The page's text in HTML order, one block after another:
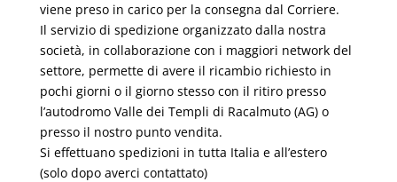
viene preso in carico per la consegna dal Corriere.
Il servizio di spedizione organizzato dalla nostra
società, in collaborazione con i maggiori network del
settore, permette di avere il ricambio richiesto in
pochi giorni o il giorno stesso con il ritiro presso
l’autodromo Valle dei Templi di Racalmuto (AG) o
presso il nostro punto vendita.
Si effettuano spedizioni in tutta Italia e all’estero
(solo dopo averci contattato)